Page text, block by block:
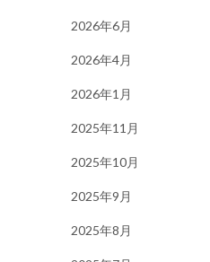
2026年6月
2026年4月
2026年1月
2025年11月
2025年10月
2025年9月
2025年8月